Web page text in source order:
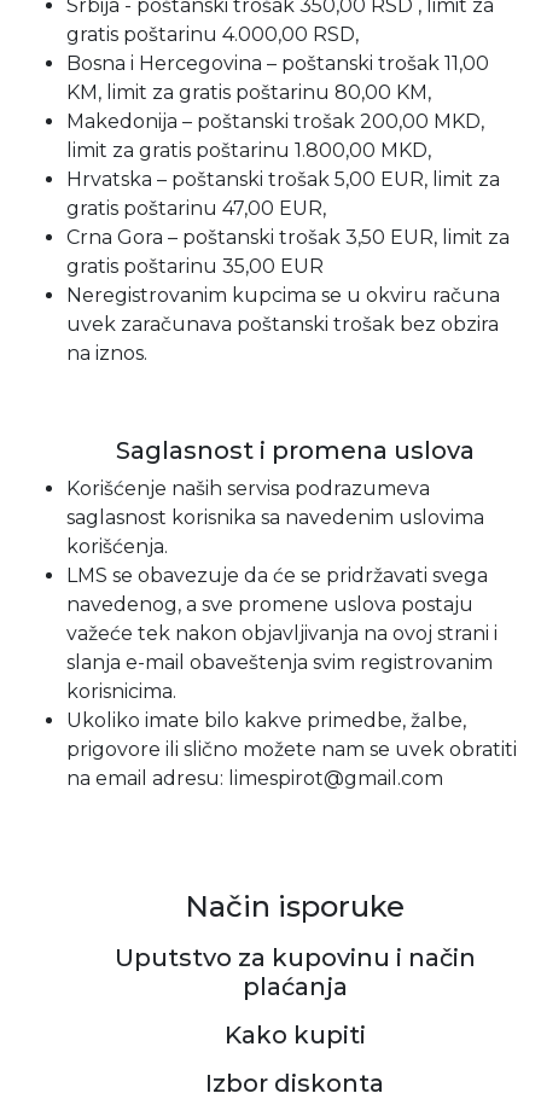
Srbija - poštanski trošak 350,00 RSD , limit za
gratis poštarinu 4.000,00 RSD,
Bosna i Hercegovina – poštanski trošak 11,00
KM, limit za gratis poštarinu 80,00 KM,
Makedonija – poštanski trošak 200,00 MKD,
limit za gratis poštarinu 1.800,00 MKD,
Hrvatska – poštanski trošak 5,00 EUR, limit za
gratis poštarinu 47,00 EUR,
Crna Gora – poštanski trošak 3,50 EUR, limit za
gratis poštarinu 35,00 EUR
Neregistrovanim kupcima se u okviru računa
uvek zaračunava poštanski trošak bez obzira
na iznos.
Saglasnost i promena uslova
Korišćenje naših servisa podrazumeva
saglasnost korisnika sa navedenim uslovima
korišćenja.
LMS se obavezuje da će se pridržavati svega
navedenog, a sve promene uslova postaju
važeće tek nakon objavljivanja na ovoj strani i
slanja e-mail obaveštenja svim registrovanim
korisnicima.
Ukoliko imate bilo kakve primedbe, žalbe,
prigovore ili slično možete nam se uvek obratiti
na email adresu: limespirot@gmail.com
Način isporuke
Uputstvo za kupovinu i način
plaćanja
Kako kupiti
Izbor diskonta